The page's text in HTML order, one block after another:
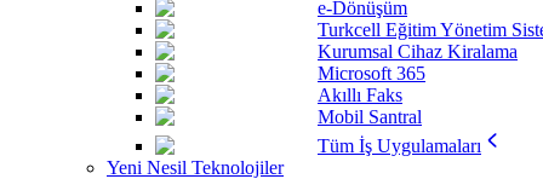
e-Dönüşüm
Turkcell Eğitim Yönetim
Kurumsal Cihaz Kiralama
Microsoft 365
Akıllı Faks
Mobil Santral
Tüm İş Uygulamaları
Yeni Nesil Teknolojiler